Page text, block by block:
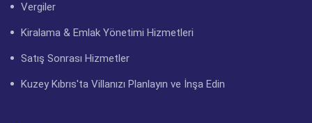
Vergiler
Kiralama & Emlak Yönetimi Hizmetleri
Satış Sonrası Hizmetler
Kuzey Kıbrıs'ta Villanızı Planlayın ve İnşa Edin